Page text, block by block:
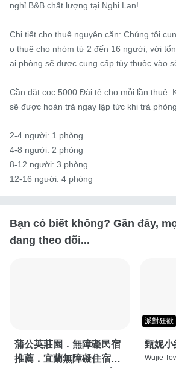
nghỉ B&B chất lượng tại Nghi Lan!
Chi tiết cho thuê nguyên căn: Chúng tôi
o thuê cho nhóm từ 2 đến 16 người, với
ại phòng sẽ được cung cấp tùy thuộc vào
Cần đặt cọc 5000 Đài tệ cho mỗi lần thuê.
sẽ được hoàn trả ngay lập tức khi trả
2-4 người: 1 phòng
4-8 người: 2 phòng
8-12 người: 3 phòng
12-16 người: 4 phòng
Bạn có biết không? Gần đây,
đang theo dõi...
蒲公英莊園．無障礙民宿
推薦．宜蘭無障礙住宿渡
派對狂歡
甄妮小
Wujie